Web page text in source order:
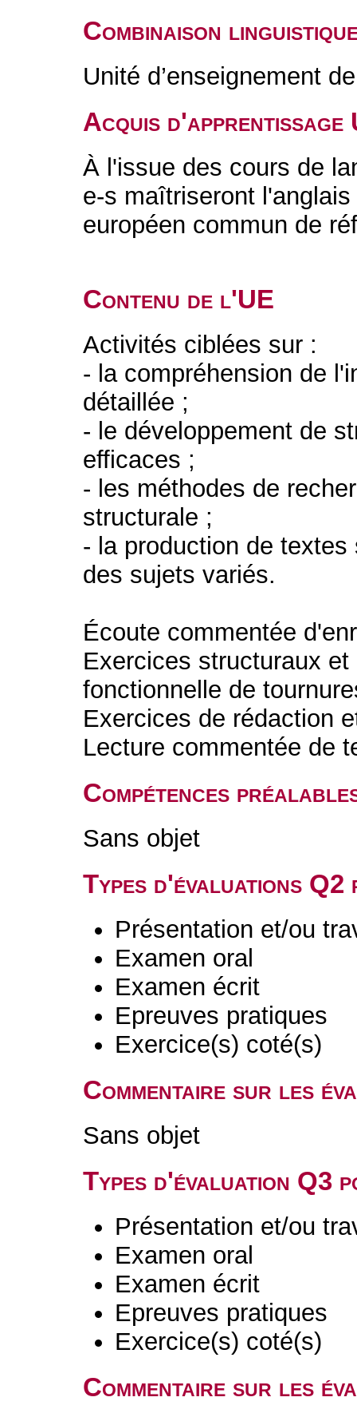
Combinaison
Unité d’enseignement
Acquis d'apprentissage
À l'issue des cours de
e-s maîtriseront
européen commun de
Contenu de l'UE
Activités ciblées sur :
- la compréhension de
détaillée ;
- le développement de
efficaces ;
- les méthodes de
structurale ;
- la production de textes
des sujets variés.
Écoute commentée
Exercices structuraux
fonctionnelle de
Exercices de rédaction
Lecture commentée de
Compétences
Sans objet
Types d'évaluations
Présentation et/ou
Examen oral
Examen écrit
Epreuves pratiques
Exercice(s) coté(s)
Commentaire sur les
Sans objet
Types d'évaluation Q3
Présentation et/ou
Examen oral
Examen écrit
Epreuves pratiques
Exercice(s) coté(s)
Commentaire sur les